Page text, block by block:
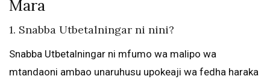
Mara
1. Snabba Utbetalningar ni nini?
Snabba Utbetalningar ni mfumo wa malipo wa
mtandaoni ambao unaruhusu upokeaji wa fedha haraka